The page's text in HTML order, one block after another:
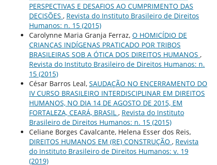
PERSPECTIVAS E DESAFIOS AO CUMPRIMENTO DAS
DECISÕES , Revista do Instituto Brasileiro de Direitos
Humanos: n. 15 (2015)
Carolynne Maria Granja Ferraz, O HOMICÍDIO DE
CRIANÇAS INDÍGENAS PRATICADO POR TRIBOS
BRASILEIRAS SOB A ÓTICA DOS DIREITOS HUMANOS ,
Revista do Instituto Brasileiro de Direitos Humanos: n.
15 (2015)
César Barros Leal, SAUDAÇÃO NO ENCERRAMENTO DO
IV CURSO BRASILEIRO INTERDISCIPLINAR EM DIREITOS
HUMANOS, NO DIA 14 DE AGOSTO DE 2015, EM
FORTALEZA, CEARÁ, BRASIL , Revista do Instituto
Brasileiro de Direitos Humanos: n. 15 (2015)
Celiane Borges Cavalcante, Helena Esser dos Reis,
DIREITOS HUMANOS EM (RE) CONSTRUÇÃO , Revista
do Instituto Brasileiro de Direitos Humanos: v. 19
(2019)